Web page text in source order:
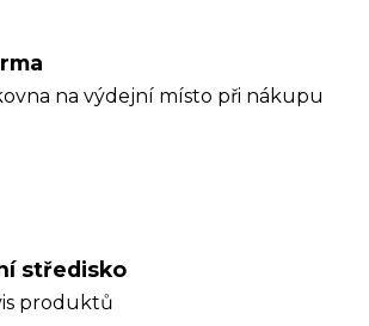
na výdejní místo při nákupu
středisko
produktů